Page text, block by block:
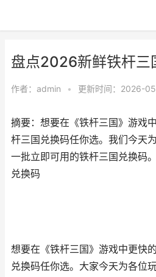
盘点2026新鲜铁杆三
作者： admin • 更新时间：2026-
摘要：想要在《铁杆三国》游戏
杆三国兑换码任你选。我们今天
一批立即可用的铁杆三国兑换码
兑换码
想要在《铁杆三国》游戏中更快
兑换码任你选。大家今天为各位